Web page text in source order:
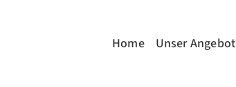
Home Unser Angebot